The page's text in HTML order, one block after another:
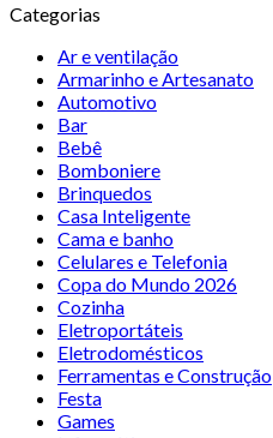
Categorias
Ar e ventilação
Armarinho e Artesanato
Automotivo
Bar
Bebê
Bomboniere
Brinquedos
Casa Inteligente
Cama e banho
Celulares e Telefonia
Copa do Mundo 2026
Cozinha
Eletroportáteis
Eletrodomésticos
Ferramentas e Construção
Festa
Games